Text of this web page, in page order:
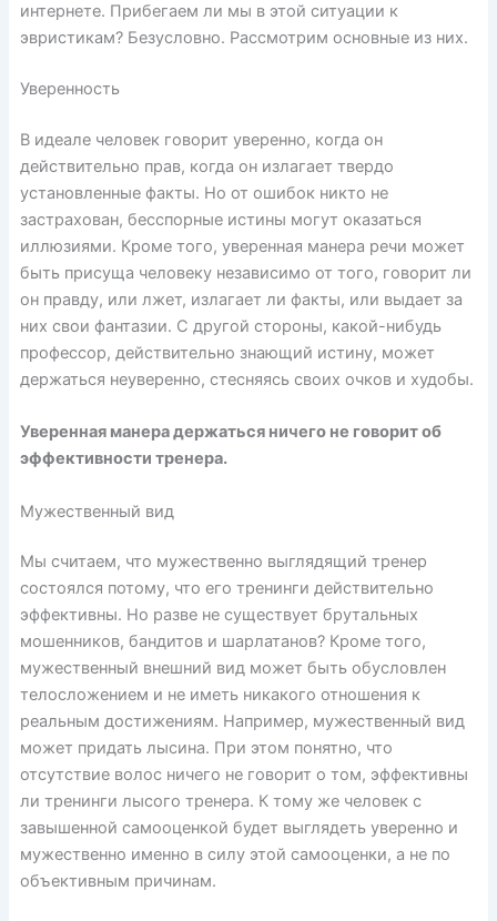
интернете. Прибегаем ли мы в этой ситуации к
эвристикам? Безусловно. Рассмотрим основные из них.
Уверенность
В идеале человек говорит уверенно, когда он
действительно прав, когда он излагает твердо
установленные факты. Но от ошибок никто не
застрахован, бесспорные истины могут оказаться
иллюзиями. Кроме того, уверенная манера речи может
быть присуща человеку независимо от того, говорит ли
он правду, или лжет, излагает ли факты, или выдает за
них свои фантазии. С другой стороны, какой-нибудь
профессор, действительно знающий истину, может
держаться неуверенно, стесняясь своих очков и худобы.
Уверенная манера держаться ничего не говорит об
эффективности тренера.
Мужественный вид
Мы считаем, что мужественно выглядящий тренер
состоялся потому, что его тренинги действительно
эффективны. Но разве не существует брутальных
мошенников, бандитов и шарлатанов? Кроме того,
мужественный внешний вид может быть обусловлен
телосложением и не иметь никакого отношения к
реальным достижениям. Например, мужественный вид
может придать лысина. При этом понятно, что
отсутствие волос ничего не говорит о том, эффективны
ли тренинги лысого тренера. К тому же человек с
завышенной самооценкой будет выглядеть уверенно и
мужественно именно в силу этой самооценки, а не по
объективным причинам.